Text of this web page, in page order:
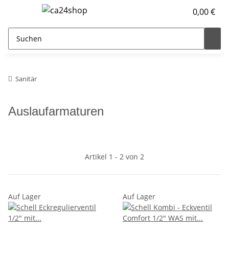
0,00 €
Sanitär
Auslaufarmaturen
Artikel 1 - 2 von 2
Auf Lager Auf Lager